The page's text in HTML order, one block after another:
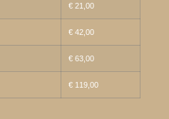
€ 21,00
€ 42,00
€ 63,00
€ 119,00